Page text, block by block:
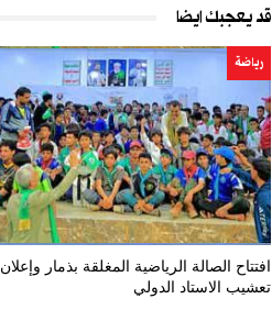
قد يعجبك ايضا
رياضة
افتتاح الصالة الرياضية المغلقة بذمار وإعلان
تعشيب الاستاد الدولي